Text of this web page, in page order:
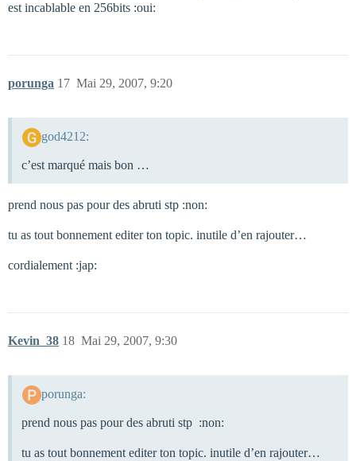
est incablable en 256bits :oui:
porunga Mai 29, 2007, 9:20
17
god4212:
c’est marqué mais bon …
prend nous pas pour des abruti stp :non:
tu as tout bonnement editer ton topic. inutile d’en rajouter…
cordialement :jap:
Kevin_38 Mai 29, 2007, 9:30
18
porunga:
prend nous pas pour des abruti stp :non:
tu as tout bonnement editer ton topic. inutile d’en rajouter…